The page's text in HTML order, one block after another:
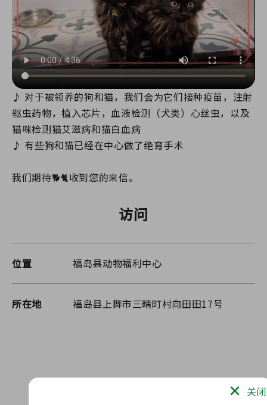
♪ 对于被领养的狗和猫，我们会为它们接种疫苗，注射
驱虫药物，植入芯片，血液检测（犬类）心丝虫，以及
猫咪检测猫艾滋病和猫白血病
♪ 有些狗和猫已经在中心做了绝育手术
我们期待🐕🐈收到您的来信。
访问
位置 福岛县动物福利中心
所在地 福岛县上舞市三晴町村向田田17号
关闭